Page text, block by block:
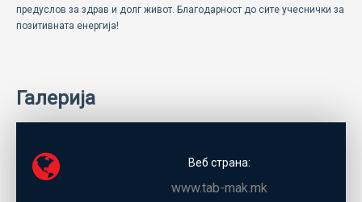
предуслов за здрав и долг живот. Благодарност до сите учеснички за
позитивната енергија!
Галерија
Веб страна:
www.tab-mak.mk